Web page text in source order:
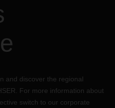
and discover the regional
For more information about
switch to our corporate